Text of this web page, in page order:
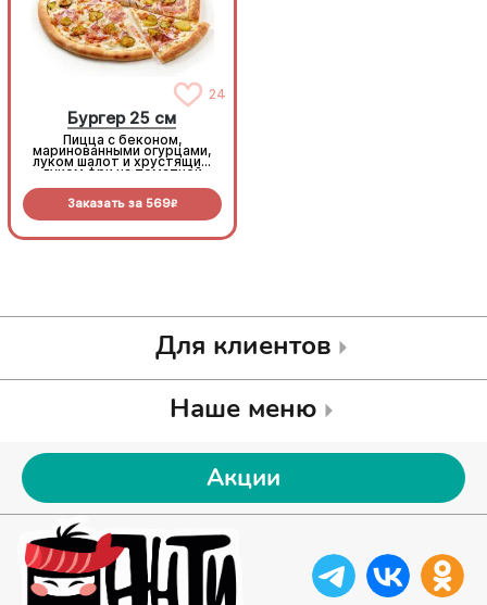
24
Бургер 25 см
Пицца с беконом,
маринованными огурцами,
луком шалот и хрустящим
луком фри на томатной
Заказать за 569R
Для клиентов
Наше меню
Акции